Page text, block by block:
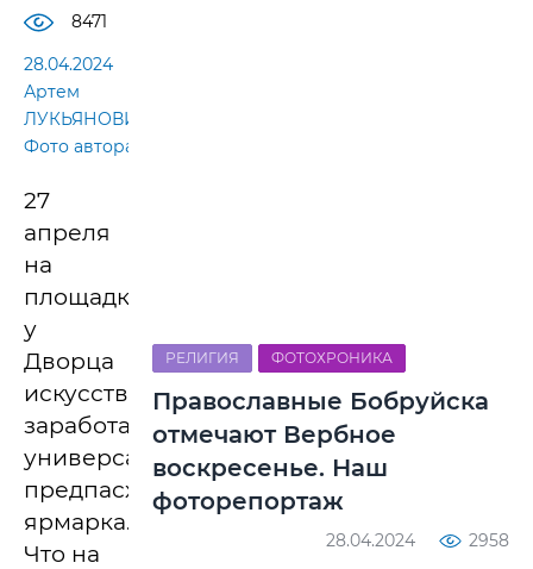
8471
28.04.2024
Артем
ЛУКЬЯНОВИЧ.
Фото автора
27
апреля
на
площадке
у
Дворца
искусств
заработала
универсальная
предпасхальная
ярмарка.
Что на
РЕЛИГИЯ ФОТОХРОНИКА
Православные Бобруйска
отмечают Вербное
воскресенье. Наш
фоторепортаж
28.04.2024 2958